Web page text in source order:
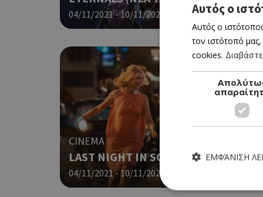
04/11/2021 - 10/11/2021
CINEMA
LAST NIGHT IN SOHO (ΝΕΑ ΤΑΙΝΙΑ)
04/11/2021 - 10/11/2021
Αυτός ο
Αυτός ο
τον ιστότοπό
cookies.
ΕΜΦΆΝΙΣΗ